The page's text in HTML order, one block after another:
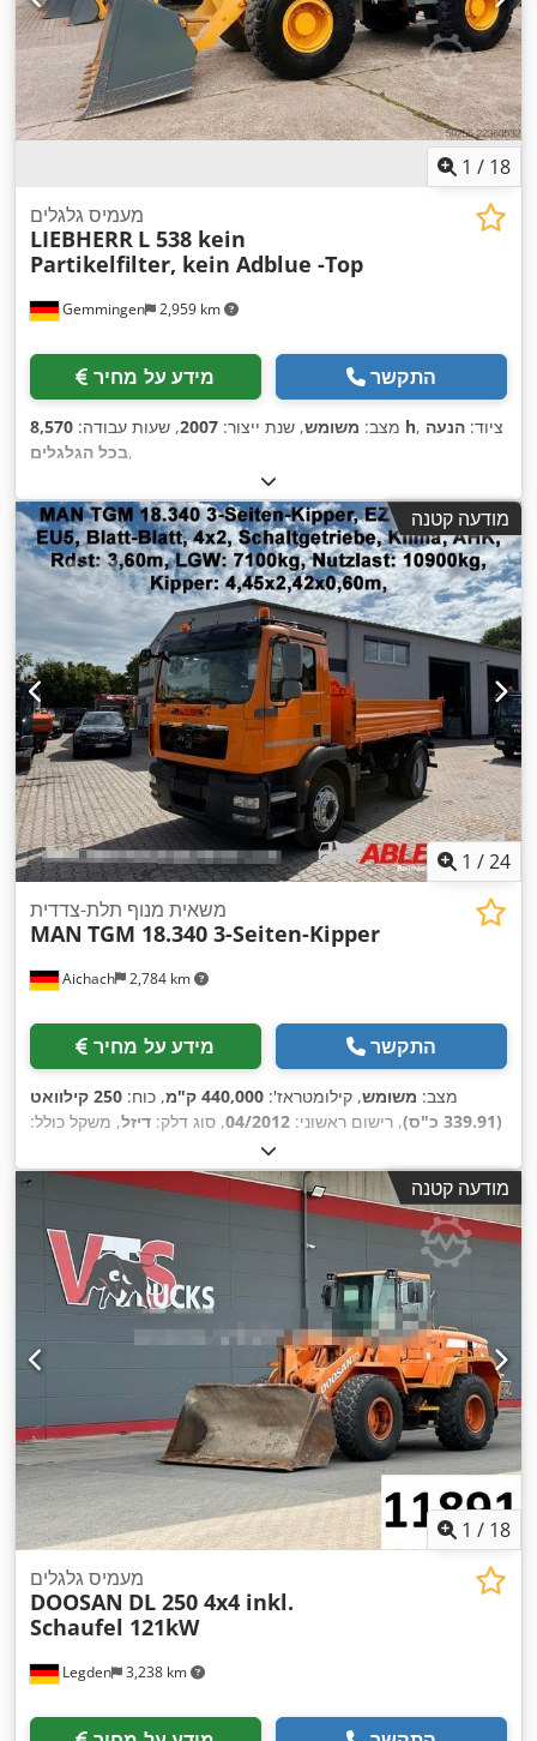
1 / 18
Gemmingen 2,959 km
מעמיס גלגלים
LIEBHERR L 538 kein
Partikelfilter, kein Adblue -Top
מידע על מחיר התקשר
מצב: משומש, שנת ייצור: 2007, שעות עבודה: 8,570 h , ציוד: הנעה
בכל הגלגלים,
מודעה קטנה
1 /24
Aichach 2,784 km
משאית מנוף תלת-צדדית
MAN TGM 18.340 3-Seiten-Kipper
מידע על מחיר התקשר
מצב: משומש, קילומטראז': 440,000 ק"מ , כוח:
250 קילוואט
(339.91 כ"ס)
, רישום ראשוני: 04/2012, סוג דלק: דיזל, משקל כולל:
דרגת פליטה:יורו 5 , אורך אזור הטעינה:4,450 מ"מ
, רוחב שטח
הטעינה:2,420 מ"מ , גובה תא המטען:300 מ"מ , ציוד: ,
מודעה קטנה
1 / 18
Legden 3,238 km
מעמיס גלגלים
DOOSAN DL 250 4x4 inkl.
Schaufel 121kW